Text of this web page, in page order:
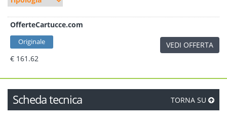
OfferteCartucce.com
Originale
€ 161.62
VEDI OFFERTA
Scheda tecnica TORNA SU